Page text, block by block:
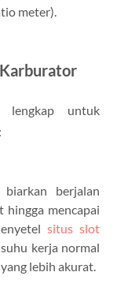
meter).
lengkap untuk
berjalan
hingga mencapai
situs slot
kerja normal
lebih akurat.